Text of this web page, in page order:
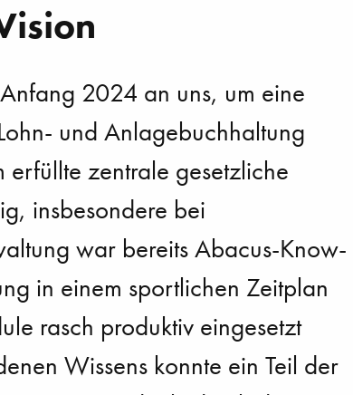
2024 an uns, um eine
und Anlagebuchhaltung
erfüllte zentrale gesetzliche
insbesondere bei
war bereits Abacus-Know-
in einem sportlichen Zeitplan
rasch produktiv eingesetzt
Wissens konnte ein Teil der